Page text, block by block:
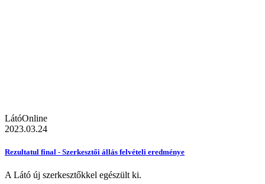
LátóOnline
2023.03.24
Rezultatul final - Szerkesztői állás felvételi eredménye
A Látó új szerkesztőkkel egészült ki.